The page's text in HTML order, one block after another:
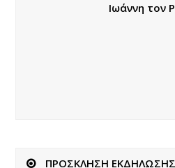
Ιωάννη τον
ΠΡΟΣΚΛΗΣΗ